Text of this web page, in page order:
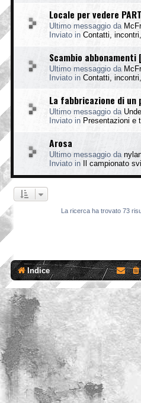
Locale per vedere
Ultimo messaggio da
Inviato in Contatti,
Scambio
Ultimo messaggio da
Inviato in Contatti,
La fabbricazione di un
Ultimo messaggio da
Inviato in Presentazioni e
Arosa
Ultimo messaggio da
Inviato in
Il campionato
La ricerca ha trovato 73
Indice